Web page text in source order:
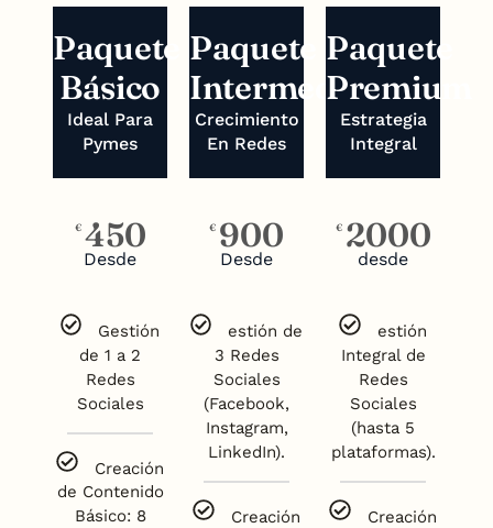
Paquete
Básico
Ideal Para
Pymes
€ 450
Desde
Gestión
de 1 a 2
Redes
Sociales
Creación
de Contenido
Básico: 8
Paquete
Intermedio
Crecimiento
En Redes
€ 900
Desde
estión de
3 Redes
Sociales
(Facebook,
Instagram,
LinkedIn).
Creación
Paquete
Premium
Estrategia
Integral
€ 2000
desde
estión
Integral de
Redes
Sociales
(hasta 5
plataformas).
Creación